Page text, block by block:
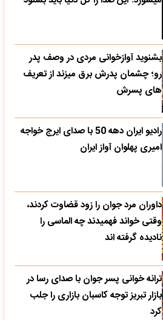
بشنوید آوازخوانی مردی در وصف پدر
رو؛ چشمان پدرش برق میزند از تعریف
های پسرش
رادیو ایران دهه 50 با صدای ایرج خواجه
امیری پهلوان آواز ایران
داوران مرد جوان را زود قضاوت کردند،
وقتی خواند فهمیدند چه الماسی را
نادیده گرفته اند
ترانه خوانی پسر جوان با صدای رسا در
بازار تبریز توجه کاسبان بازاری را جلب
کرد